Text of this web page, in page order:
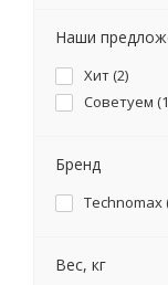
Наши
Хит (2)
Советуем (1
Бренд
Technomax
Вес, кг